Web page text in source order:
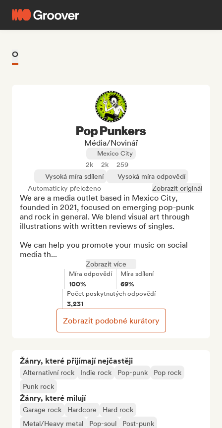
O
Žánry, které přijímají nejčastěji
Alternativní rock Indie rock Pop-punk
Pop rock
Punk rock
Žánry, které milují
Garage rock Hardcore
Hard rock
Metal/Heavy metal
Pop-soul
Post-punk
Pop Punkers
Média/novinář
Mexico City
2k 2k
259
Vysoká míra sdílení
Vysoká míra odpovědí
Automaticky přeloženo
Zobrazit originál
We are a media outlet based in Mexico City,
founded in 2021, focused on emerging pop-punk
and rock in general. We blend visual art through
illustrations with written reviews of singles.
We can help you promote your music on social
media th...
Zobrazit více
Míra odpovědí
100%
Míra sdílení
69%
Počet poskytnutých odpovědí
3,231
Zobrazit podobné kurátory